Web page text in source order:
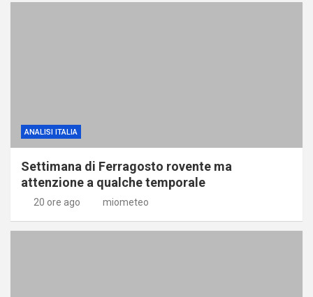
ANALISI ITALIA
Settimana di Ferragosto rovente ma
attenzione a qualche temporale
20 ore ago miometeo